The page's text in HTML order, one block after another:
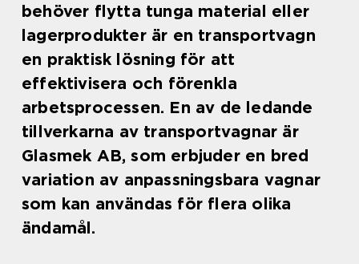
behöver flytta tunga material eller
lagerprodukter är en transportvagn
en praktisk lösning för att
effektivisera och förenkla
arbetsprocessen. En av de ledande
tillverkarna av transportvagnar är
Glasmek AB, som erbjuder en bred
variation av anpassningsbara vagnar
som kan användas för flera olika
ändamål.